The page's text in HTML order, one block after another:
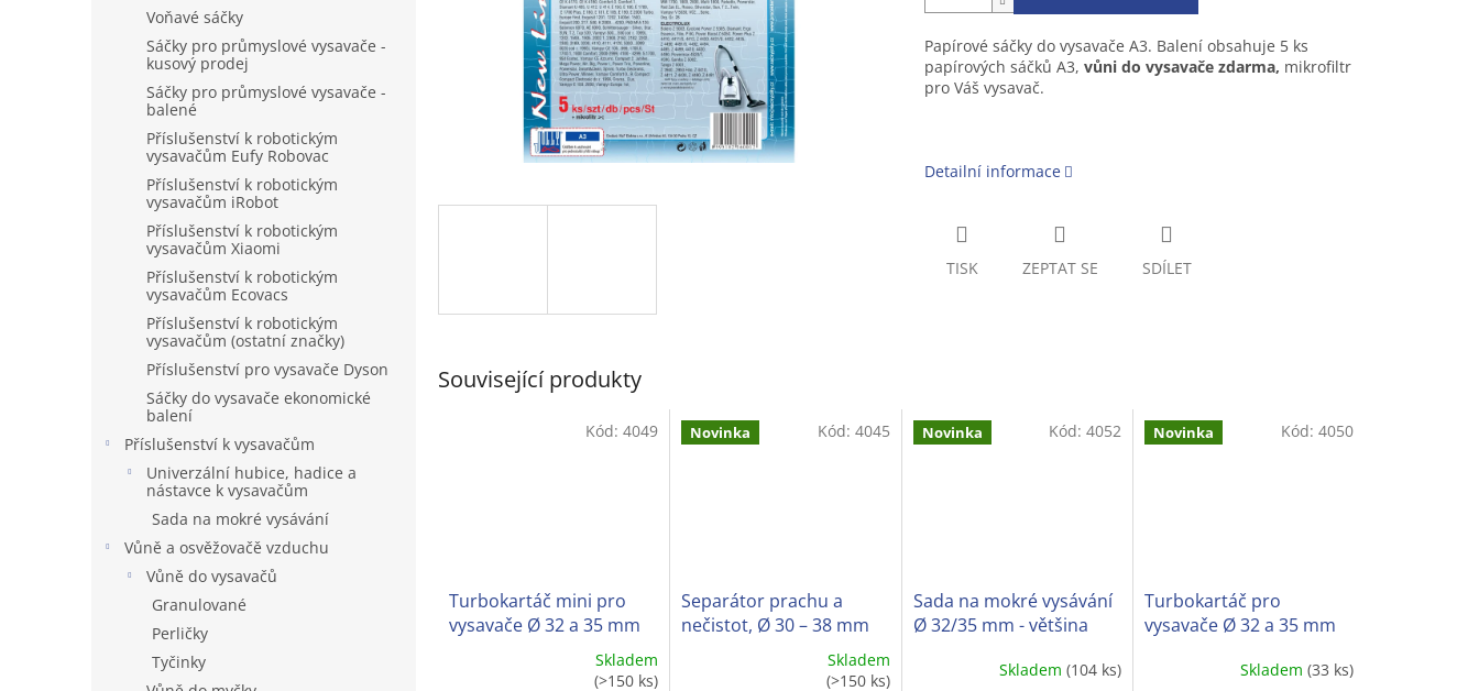
Voňavé sáčky
Sáčky pro průmyslové vysavače -
kusový prodej
Sáčky pro průmyslové vysavače -
balené
Příslušenství k robotickým
vysavačům Eufy Robovac
Příslušenství k robotickým
vysavačům iRobot
Příslušenství k robotickým
vysavačům Xiaomi
Příslušenství k robotickým
vysavačům Ecovacs
Příslušenství k robotickým
vysavačům (ostatní značky)
Příslušenství pro vysavače Dyson
Sáčky do vysavače ekonomické
balení
Příslušenství k vysavačům
Univerzální hubice, hadice a
nástavce k vysavačům
Sada na mokré vysávání
Vůně a osvěžovačě vzduchu
Vůně do vysavačů
Granulované
Perličky
Tyčinky
Papírové sáčky do vysavače A3. Balení obsahuje 5 ks
papírových sáčků A3, vůni do vysavače zdarma, mikrofiltr
pro Váš vysavač.
Detailní informace
TISK ZEPTAT SE SDÍLET
Související produkty
Turbokartáč mini pro
vysavače Ø 32 a 35 mm
Skladem
(>150 ks)
Kód: 4049 Novinka
Separátor prachu a
nečistot, Ø 30 – 38 mm
Skladem
(>150 ks)
Kód: 4045 Novinka
Sada na mokré vysávání
Ø 32/35 mm - většina
Skladem(104 ks)
Kód:4052 Novinka
Turbokartáč pro
vysavače Ø 32 a 35 mm
Skladem(33 ks)
Kód: 4050